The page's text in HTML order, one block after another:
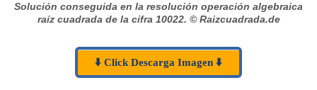
Solución conseguida en la resolución operación algebraica
raíz cuadrada de la cifra 10022. © Raizcuadrada.de
⬇️ Click Descarga Imagen ⬇️